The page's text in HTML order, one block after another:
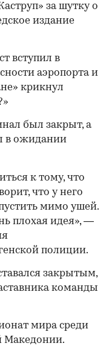
за шутку о
издание
вступил в
аэропорта и
крикнул
был закрыт, а
в ожидании
к тому, что
что у него
мимо ушей.
плохая идея», —
полиции.
закрытым,
команды
мира среди
Македонии.